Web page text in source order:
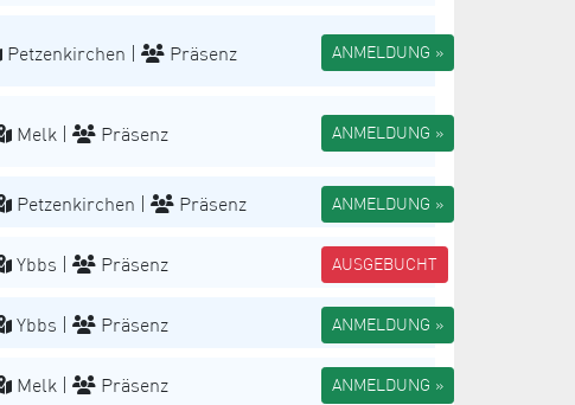
Petzenkirchen | Präsenz ANMELDUNG »
Melk | Präsenz ANMELDUNG »
Petzenkirchen | Präsenz ANMELDUNG »
Ybbs | Präsenz AUSGEBUCHT
Ybbs | Präsenz ANMELDUNG »
Melk | Präsenz ANMELDUNG »